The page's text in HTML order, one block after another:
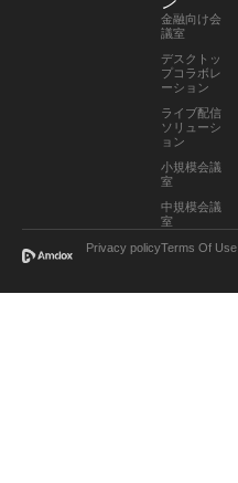
金融向け会
議室
デスクトッ
プコラボレ
ーション
ライブ配信
ソリューシ
ョン
小規模会議
室
中規模会議
室
Privacy policyTerms Of Use